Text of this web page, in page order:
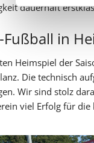
dauerhaft
Fußball in
Heimspiel der
Die technisch
Wir sind stolz
viel Erfolg für